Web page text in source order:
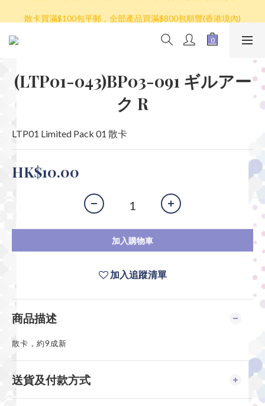
散卡買滿$100包平郵，全部產品買滿$800包順豐(香港境內)
(LTP01-043)BP03-091 ギルアー
ク R
LTP01 Limited Pack 01 散卡
HK$10.00
加入購物車
加入追蹤清單
商品描述
散卡，約9成新
送貨及付款方式